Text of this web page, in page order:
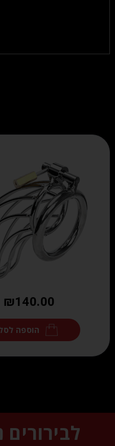
₪140.00
הוספה